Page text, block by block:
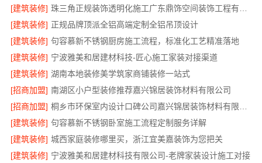
[建筑装修]
[建筑装修] 正规品牌顶派全铝高端定制全铝吊顶设计
[建筑装修] 句容慕新不锈钢厨房施工流程，标准化工艺精准落地
[建筑装修] 宁波雅美和居建材科技-匠心施工家装对接渠道
[建筑装修] 湖南本地装修美学筑家商铺装修一站式
[招商加盟] 南湖区小户型装修推荐嘉兴锦居装饰材料有限公司
[招商加盟]
[建筑装修] 句容慕新不锈钢卧室施工流程定制服务详解
[建筑装修] 城西家庭装修哪里买，浙江宜美嘉装饰为您把关
[建筑装修] 宁波雅美和居建材科技有限公司-老牌家装设计施工对接